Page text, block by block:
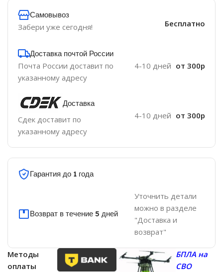
Самовывоз
Забери уже сегодня! Бесплатно
Доставка почтой России
Почта России доставит по
указанному адресу
4-10 дней от 300р
Доставка
Сдек доставит по
указанному адресу
4-10 дней от 300р
Гарантия до 1 года
Возврат в течение 5 дней
Уточнить детали
можно в разделе
"Доставка и
возврат"
Методы
оплаты
БПЛА на
СВО